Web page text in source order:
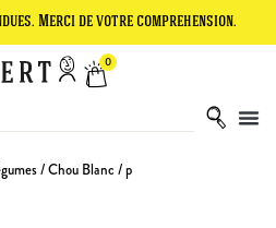
de votre compréhension. Le site
0
/ Chou Blanc / p